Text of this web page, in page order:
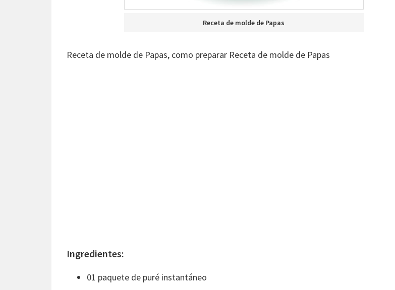
Receta de molde de Papas
Receta de molde de Papas, como preparar Receta de molde de Papas
Ingredientes:
01 paquete de puré instantáneo